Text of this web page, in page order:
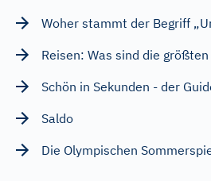
Woher stammt der Begriff
Reisen: Was sind die
Schön in Sekunden - der
Saldo
Die Olympischen